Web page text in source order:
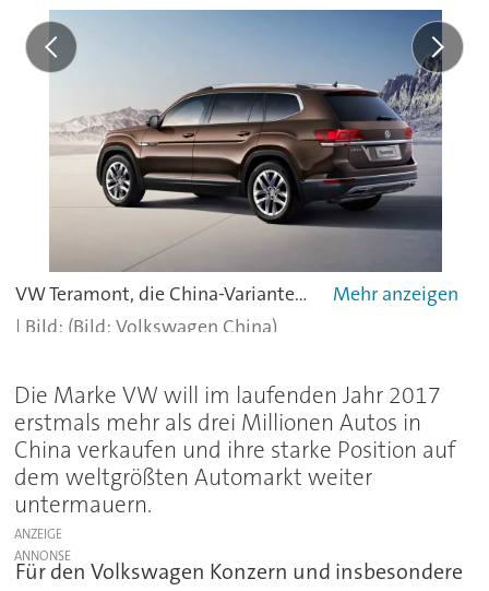
VW Teramont, die China-Variante des siebensitzigen Atlas.
(Bild: Volkswagen China)
Die Marke VW will im laufenden Jahr 2017
erstmals mehr als drei Millionen Autos in
China verkaufen und ihre starke Position auf
dem weltgrößten Automarkt weiter
untermauern.
ANZEIGE
Für den Volkswagen Konzern und insbesondere